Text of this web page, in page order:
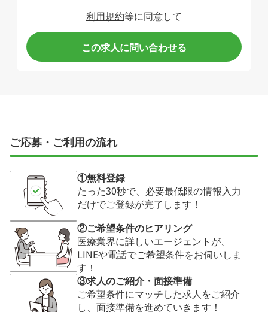
利用規約等に同意して
この求人に問い合わせる
ご応募・ご利用の流れ
①無料登録
たった30秒で、必要最低限の情報入力
だけでご登録が完了します！
②ご希望条件のヒアリング
医療業界に詳しいエージェントが、
LINEや電話でご希望条件をお伺いしま
す！
③求人のご紹介・面接準備
ご希望条件にマッチした求人をご紹介
し、面接準備を進めていきます！